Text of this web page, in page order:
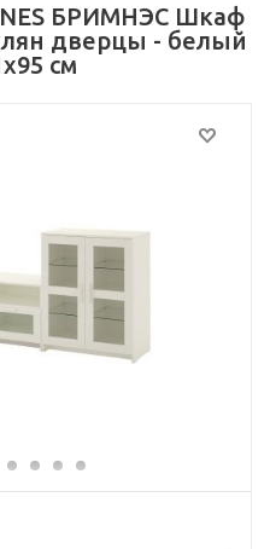
БРИМНЭС Шкаф
дверцы - белый
см